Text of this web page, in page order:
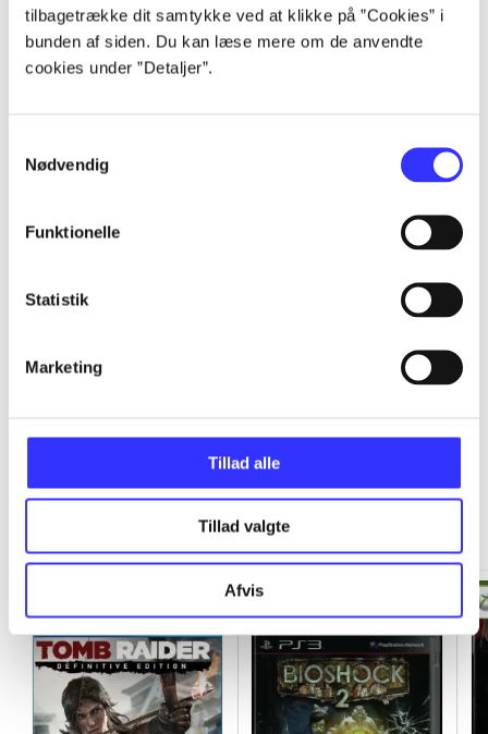
tilbagetrække dit samtykke ved at klikke på ”Cookies” i
bunden af siden. Du kan læse mere om de anvendte
cookies under ”Detaljer”.
Nødvendig
Funktionelle
Statistik
Marketing
Tillad alle
Tillad valgte
Afvis
Alle registrerede artikler fordelt på udgivelser
...